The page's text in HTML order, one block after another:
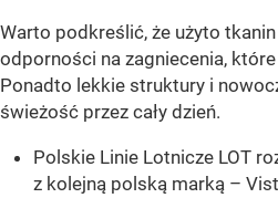
Warto podkreślić, że użyto
odporności na zagniecenia,
Ponadto lekkie struktury i
świeżość przez cały dzień.
Polskie Linie Lotnicze LOT
z kolejną polską marką –